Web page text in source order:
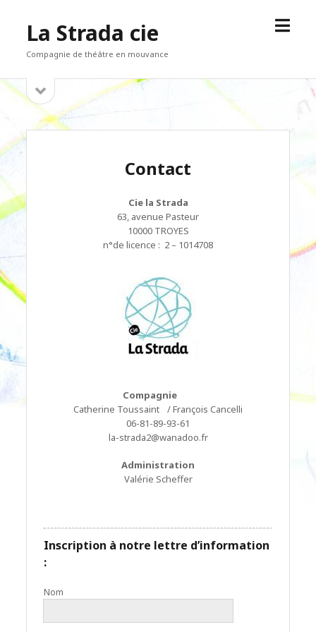
La Strada cie
Compagnie de théâtre en mouvance
open
Sidebar
sidebar
Contact
Cie la Strada
63, avenue Pasteur
10000 TROYES
n°de licence : 2 – 1014708
Compagnie
Catherine Toussaint / François Cancelli
06-81-89-93-61
la-strada2@wanadoo.fr
Administration
Valérie Scheffer
Inscription à notre lettre d’information
:
Nom